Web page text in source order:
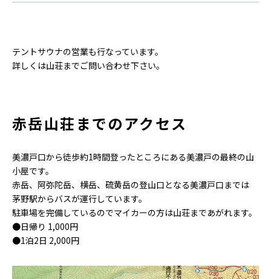
テントサウナの営業も行なっています。
詳しくは山荘までご問い合わせ下さい。
赤岳山荘までのアクセス
美濃戸口から徒歩約1時間登ったところにある美濃戸の最終の山
小屋です。
赤岳、阿弥陀岳、横岳、硫黄岳の登山口となる美濃戸口までは
茅野駅からバスが運行しています。
駐車場を完備しているのでマイカーの方は山荘まであがれます。
●日帰り 1,000円
●1泊2日 2,000円